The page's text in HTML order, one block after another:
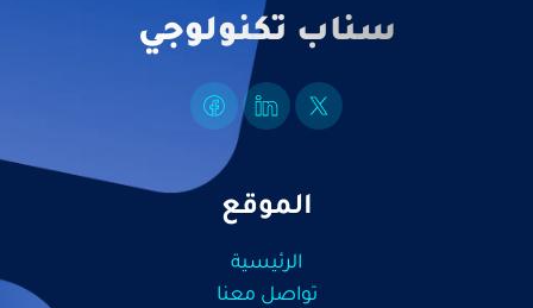
سناب تكنولوجي
الموقع
الرئيسية
تواصل معنا